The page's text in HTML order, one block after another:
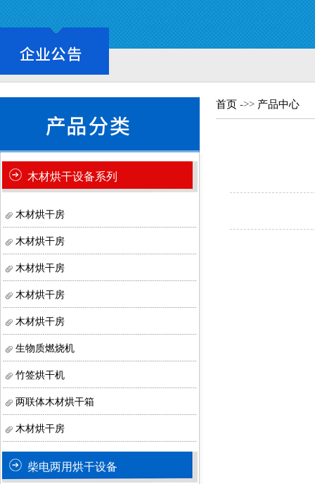
木材烘干设备系列
木材烘干房
木材烘干房
木材烘干房
木材烘干房
木材烘干房
生物质燃烧机
竹签烘干机
两联体木材烘干箱
木材烘干房
柴电两用烘干设备
首页 ->> 产品中心